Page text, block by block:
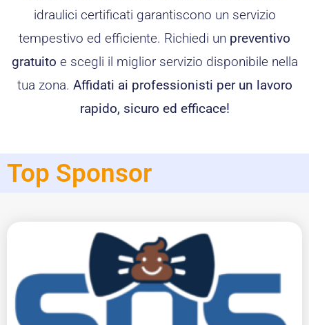
idraulici certificati garantiscono un servizio
tempestivo ed efficiente. Richiedi un preventivo
gratuito e scegli il miglior servizio disponibile nella
tua zona. Affidati ai professionisti per un lavoro
rapido, sicuro ed efficace!
Top Sponsor